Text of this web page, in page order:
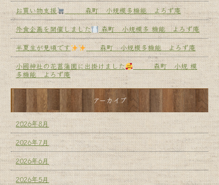
お買い物支援
森町 小規模多機能 よろず庵
外食企画を開催しました
森町 小規模多 機能 よろず庵
半夏生が見頃です
森町 小規模多機能 よろず庵
小國神社の花菖蒲園に出掛けました
森町 小規 模
多機能 よろず庵
アーカイブ
2026年8月
2026年7月
2026年6月
2026年5月